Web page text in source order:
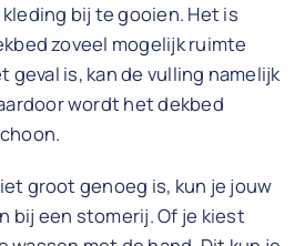
bij te gooien. Het is
zoveel mogelijk ruimte
is, kan de vulling namelijk
wordt het dekbed
groot genoeg is, kun je jouw
bij een stomerij. Of je kiest